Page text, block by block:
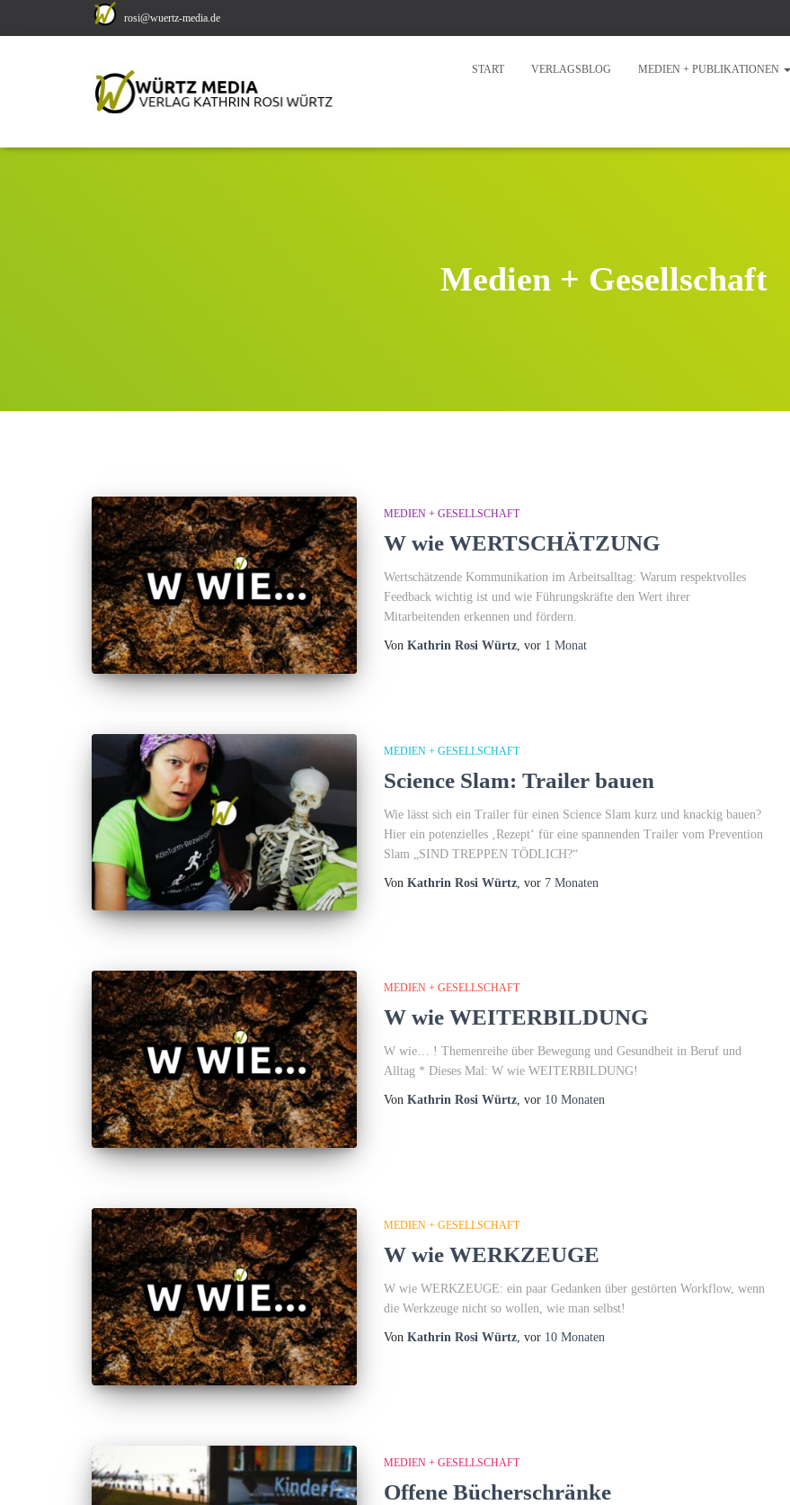
rosi@wuertz-media.de
START VERLAGSBLOG MEDIEN + PUBLIKATIONEN
Medien + Gesellschaft
MEDIEN + GESELLSCHAFT
W wie WERTSCHÄTZUNG
Wertschätzende Kommunikation im Arbeitsalltag: Warum respektvolles
Feedback wichtig ist und wie Führungskräfte den Wert ihrer
Mitarbeitenden erkennen und fördern.
Von Kathrin Rosi Würtz, vor 1 Monat
MEDIEN + GESELLSCHAFT
Science Slam: Trailer bauen
Wie lässt sich ein Trailer für einen Science Slam kurz und knackig bauen?
Hier ein potenzielles ‚Rezept‘ für eine spannenden Trailer vom Prevention
Slam „SIND TREPPEN TÖDLICH?“
Von Kathrin Rosi Würtz , vor 7 Monaten
MEDIEN + GESELLSCHAFT
W wie WEITERBILDUNG
W wie… ! Themenreihe über Bewegung und Gesundheit in Beruf und
Alltag * Dieses Mal: W wie WEITERBILDUNG!
Von Kathrin Rosi Würtz, vor 10 Monaten
MEDIEN + GESELLSCHAFT
W wie WERKZEUGE
W wie WERKZEUGE: ein paar Gedanken über gestörten Workflow, wenn
die Werkzeuge nicht so wollen, wie man selbst!
Von Kathrin Rosi Würtz , vor 10 Monaten
MEDIEN + GESELLSCHAFT
Offene Bücherschränke